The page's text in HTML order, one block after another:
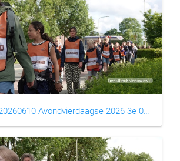
20260610 Avondvierdaagse 2026 3e 0008